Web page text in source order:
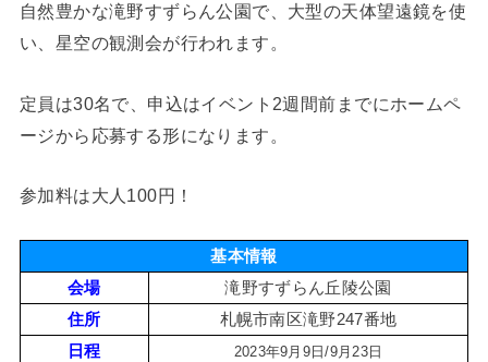
自然豊かな滝野すずらん公園で、大型の天体望遠鏡を使
い、星空の観測会が行われます。
定員は30名で、申込はイベント2週間前までにホームペ
ージから応募する形になります。
参加料は大人100円！
基本情報
会場
滝野すずらん丘陵公園
住所
札幌市南区滝野247番地
日程
2023年9月9日/9月23日